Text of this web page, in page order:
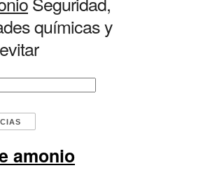
químicas y
amonio